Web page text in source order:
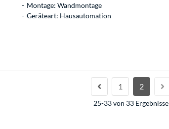
Montage: Wandmontage
Geräteart: Hausautomation
1 2
25-33 von 33 Ergebnisse